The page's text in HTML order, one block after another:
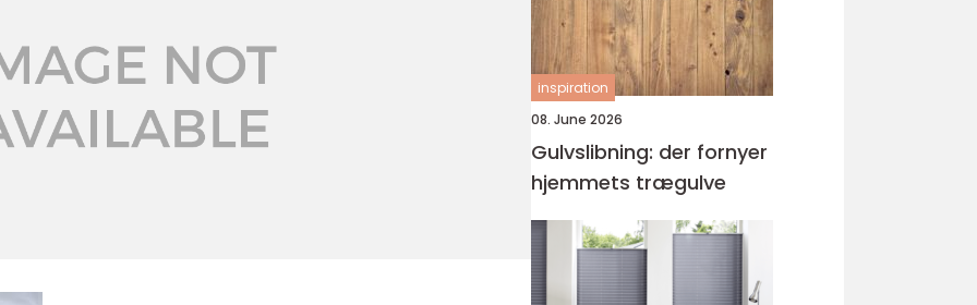
inspiration
08. June 2026
Gulvslibning: der fornyer
hjemmets trægulve